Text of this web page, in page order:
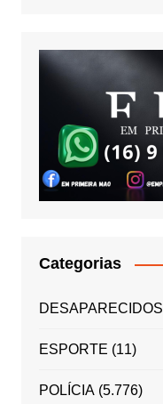
Categorias
DESAPARECIDOS
ESPORTE (11)
POLÍCIA(5.776)